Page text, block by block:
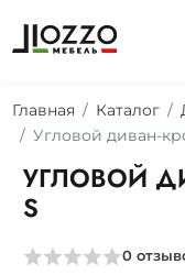
Главная Каталог
Угловой диван-
УГЛОВОЙ
S
0